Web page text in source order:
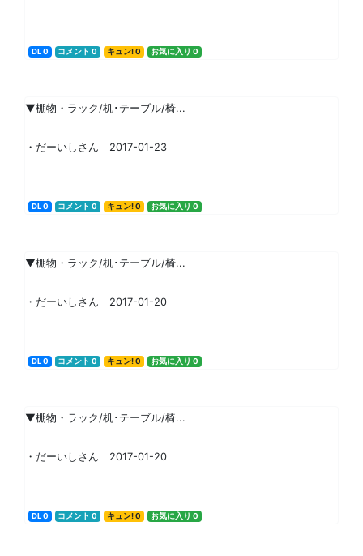
DL 0 コメント 0 キュン! 0 お気に入り 0
▼棚物・ラック/机･テーブル/椅...
・だーいしさん 2017-01-23
DL 0 コメント 0 キュン! 0 お気に入り 0
▼棚物・ラック/机･テーブル/椅...
・だーいしさん 2017-01-20
DL 0 コメント 0 キュン! 0 お気に入り 0
▼棚物・ラック/机･テーブル/椅...
・だーいしさん 2017-01-20
DL 0 コメント 0 キュン! 0 お気に入り 0